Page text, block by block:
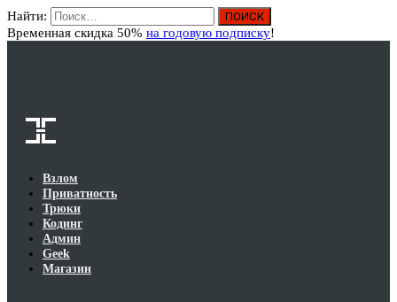
Найти:
Временная скидка 50% на годовую подписку!
Взлом
Приватность
Трюки
Кодинг
Админ
Geek
Магазин